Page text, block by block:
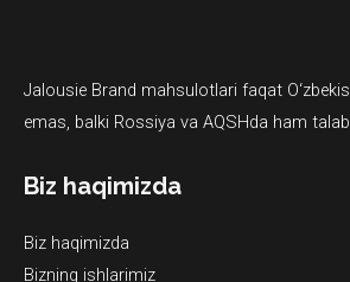
Jalousie Brand mahsulotlari faqat
emas, balki Rossiya va AQSHda ham
Biz haqimizda
Biz haqimizda
Bizning ishlarimiz